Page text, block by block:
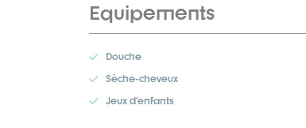
Equipements
Douche
Sèche-cheveux
Jeux d'enfants